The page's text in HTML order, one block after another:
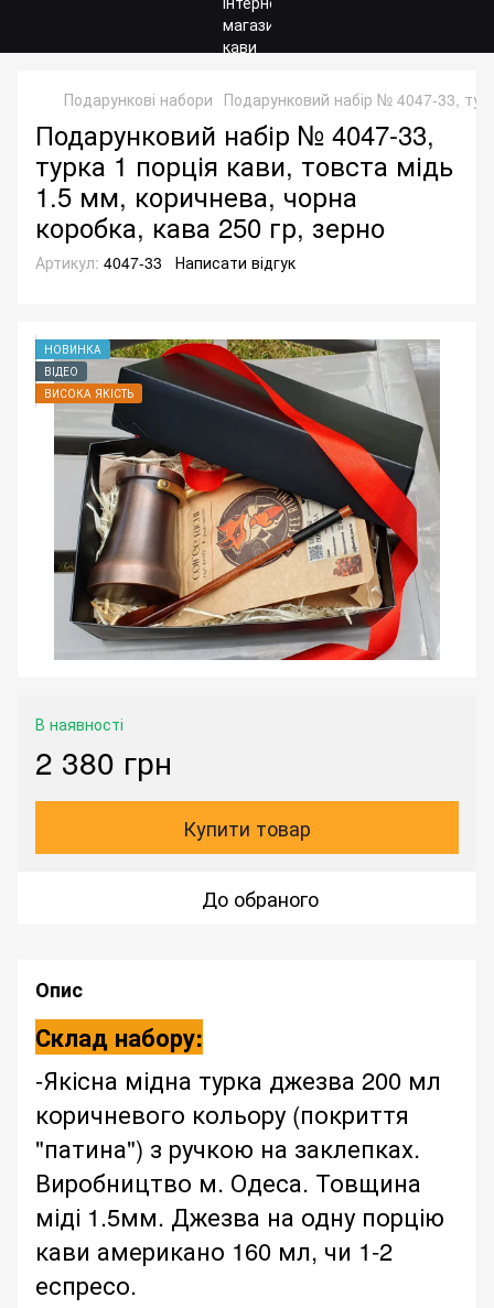
Подарункові набори Подарунковий набір № 4047-33,
Подарунковий набір № 4047-33,
турка 1 порція кави, товста мідь
1.5 мм, коричнева, чорна
коробка, кава 250 гр, зерно
Артикул: 4047-33 Написати відгук
НОВИНКА
ВІДЕО
ВИСОКА ЯКІСТЬ
В наявності
2 380 грн
Купити товар
До обраного
Опис
Склад набору:
-Якісна мідна турка джезва 200 мл
коричневого кольору (покриття
"патина") з ручкою на заклепках.
Виробництво м. Одеса. Товщина
міді 1.5мм. Джезва на одну порцію
кави американо 160 мл, чи 1-2
еспресо.